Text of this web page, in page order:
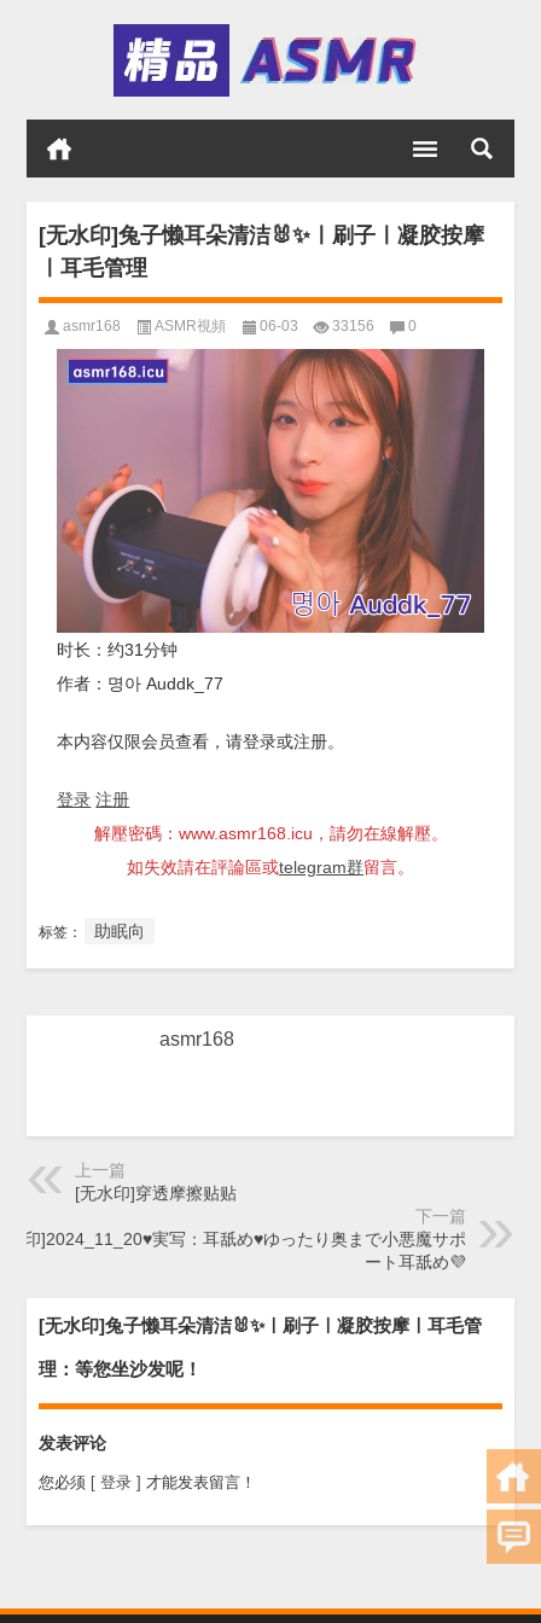
[无水印]兔子懒耳朵清洁🐰✨ㅣ刷子ㅣ凝胶按摩
ㅣ耳毛管理
asmr168 ASMR視頻 06-03 33156 0
时长：约31分钟
作者：명아 Auddk_77
本内容仅限会员查看，请登录或注册。
登录 注册
解壓密碼：www.asmr168.icu，請勿在線解壓。
如失效請在評論區或telegram群留言。
标签： 助眠向
asmr168
上一篇
[无水印]穿透摩擦贴贴
下一篇
水印]2024_11_20♥実写：耳舐め♥ゆったり奥まで小悪魔サポ
ート耳舐め💜
[无水印]兔子懒耳朵清洁🐰✨ㅣ刷子ㅣ凝胶按摩ㅣ耳毛管
理：等您坐沙发呢！
发表评论
您必须 [ 登录 ] 才能发表留言！